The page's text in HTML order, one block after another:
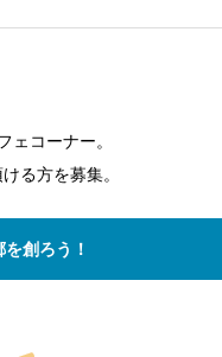
ェコーナー。
る方を募集。
創ろう！